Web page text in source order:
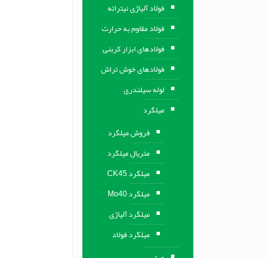
فولاد آلیاژی نیتراته
فولاد مقاوم به حرارت
فولادهای ابزار کربنی
فولادهای خوش تراش
لوله سیلندری
میلگرد
فروش میلگرد
متریال میلگرد
میلگرد CK45
میلگرد Mo40
میلگرد آلیاژی
میلگرد فولاد